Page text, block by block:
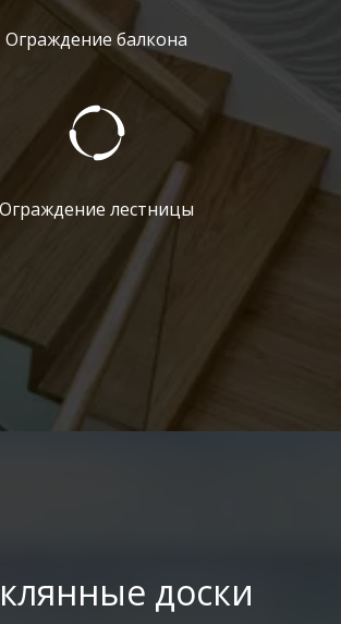
Ограждение балкона
Ограждение лестницы
доски